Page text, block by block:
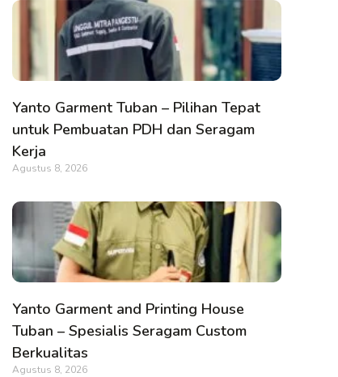
Yanto Garment Tuban – Pilihan Tepat
untuk Pembuatan PDH dan Seragam
Kerja
Agustus 8, 2026
Yanto Garment and Printing House
Tuban – Spesialis Seragam Custom
Berkualitas
Agustus 8, 2026